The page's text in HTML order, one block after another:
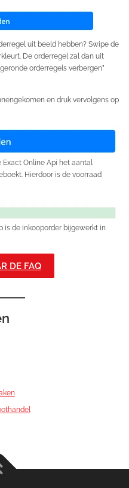
uit beeld hebben? Swipe de
De orderregel zal dan uit
orderregels verbergen”
en druk vervolgens op
Exact Online Api het aantal
Hierdoor is de voorraad
is de inkooporder bijgewerkt in
DE FAQ